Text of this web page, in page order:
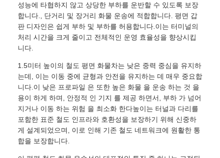
성능에 타협하지 않고 상당한 부하를 운반할 수 있도록 보장
합니다., 단거리 및 장거리 화물 운송에 적합합니다. 평면 갑
판 디자인은 쉽게 부하 및 부하를 허용합니다.이는 터미널의
처리 시간을 크게 줄이고 전체적인 운영 효율성을 향상시킵
니다.
1.5미터 높이의 철도 평면 화물차는 낮은 중력 중심을 유지하
는데, 이는 이동 중에 균형과 안전을 유지하는 데 매우 중요합
니다.이 낮은 프로파일 은 또한 높은 화물 을 운송 하는 것 을
용이 하게 하며, 안정적 인 기지 를 제공 하면서, 부하 가 넘어
지거나 이동 하는 위험 을 최소화 한다높이는 터널과 다리를
포함한 표준 철도 인프라와 호환성을 보장하기 위해 신중하
게 설계되었으며, 이로 인해 기존 철도 네트워크에 원활한 통
합을 보장합니다.